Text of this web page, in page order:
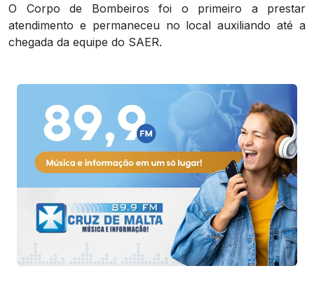
O Corpo de Bombeiros foi o primeiro a prestar
atendimento e permaneceu no local auxiliando até a
chegada da equipe do SAER.